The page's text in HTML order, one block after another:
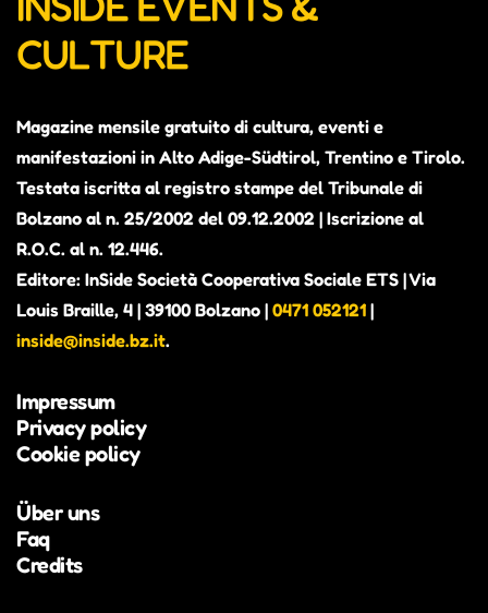
ALEX THE JUDGE, PRIMO
ALBUM IN VISTA. CONTERRÀ
PEZZI INEDITI E ALCUNI BRANI
GIÀ PUBBLICATI COME SINGOLI
Alexander Richter, in arte Alex the Judge, è attivo
dal 2018 nella scena musicale altoatesina (Beyond
come una voce originale della scena locale.
CULTURE
Magazine mensile gratuito di cultura, eventi e
manifestazioni in Alto Adige-Südtirol, Trentino e Tirolo.
Testata iscritta al registro stampe del Tribunale di
Bolzano al n. 25/2002 del 09.12.2002 | Iscrizione al
R.O.C. al n. 12.446.
Editore: InSide Società Cooperativa Sociale ETS | Via
Louis Braille, 4 | 39100 Bolzano | 0471 052121 |
inside@inside.bz.it.
Impressum
Privacy policy
Cookie policy
Über uns
Faq
Credits